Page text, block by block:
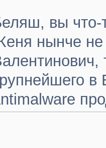
вы что-
нынче не
в